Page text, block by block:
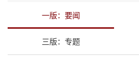
一版：要闻
三版：专题